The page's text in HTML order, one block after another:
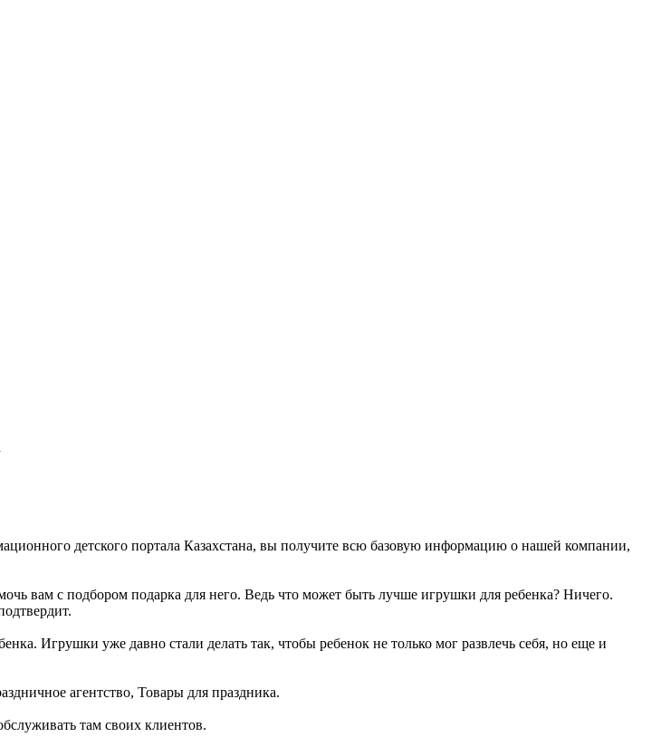
детского портала Казахстана, вы получите всю базовую информацию о нашей компании,
вам с подбором подарка для него. Ведь что может быть лучше игрушки для ребенка? Ничего.
Игрушки уже давно стали делать так, чтобы ребенок не только мог развлечь себя, но еще и
агентство, Товары для праздника.
там своих клиентов.